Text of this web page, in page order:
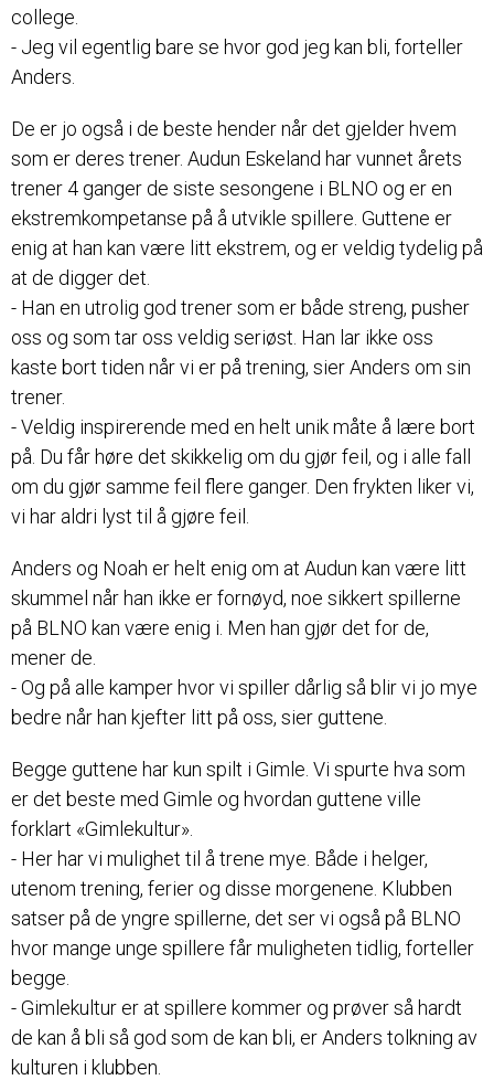
college.
- Jeg vil egentlig bare se hvor god jeg kan bli, forteller
Anders.
De er jo også i de beste hender når det gjelder hvem
som er deres trener. Audun Eskeland har vunnet årets
trener 4 ganger de siste sesongene i BLNO og er en
ekstremkompetanse på å utvikle spillere. Guttene er
enig at han kan være litt ekstrem, og er veldig tydelig på
at de digger det.
- Han en utrolig god trener som er både streng, pusher
oss og som tar oss veldig seriøst. Han lar ikke oss
kaste bort tiden når vi er på trening, sier Anders om sin
trener.
- Veldig inspirerende med en helt unik måte å lære bort
på. Du får høre det skikkelig om du gjør feil, og i alle fall
om du gjør samme feil flere ganger. Den frykten liker vi,
vi har aldri lyst til å gjøre feil.
Anders og Noah er helt enig om at Audun kan være litt
skummel når han ikke er fornøyd, noe sikkert spillerne
på BLNO kan være enig i. Men han gjør det for de,
mener de.
- Og på alle kamper hvor vi spiller dårlig så blir vi jo mye
bedre når han kjefter litt på oss, sier guttene.
Begge guttene har kun spilt i Gimle. Vi spurte hva som
er det beste med Gimle og hvordan guttene ville
forklart «Gimlekultur».
- Her har vi mulighet til å trene mye. Både i helger,
utenom trening, ferier og disse morgenene. Klubben
satser på de yngre spillerne, det ser vi også på BLNO
hvor mange unge spillere får muligheten tidlig, forteller
begge.
- Gimlekultur er at spillere kommer og prøver så hardt
de kan å bli så god som de kan bli, er Anders tolkning av
kulturen i klubben.